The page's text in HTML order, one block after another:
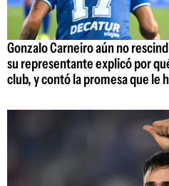
Gonzalo Carneiro aún no
su representante explicó por
club, y contó la promesa que le